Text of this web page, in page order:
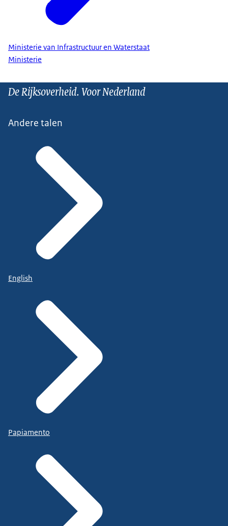
Ministerie van Infrastructuur en Waterstaat
Ministerie
De Rijksoverheid. Voor Nederland
Andere talen
English
Papiamento